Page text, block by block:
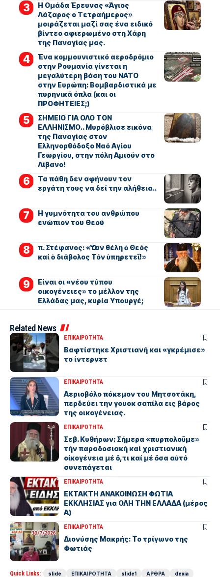
Η Ομάδα Έρευνας «Άγιος
Λάζαρος ο Τετραήμερος»
μοιράζεται μαζί σας ένα ειδικό
βίντεο αφιερωμένο στη Χάρη
της Παναγίας μας.
Ένα κομμουνιστικό αεροδρόμιο
στην Ρουμανία γίνεται η
μεγαλύτερη βάση του ΝΑΤΟ
στην Ευρώπη: Βομβαρδιστικά με
πυρηνικά όπλα (και οι
ΠΡΟΦΗΤΕΙΕΣ;)
ΣΗΜΕΙΟ ΓΙΑ ΟΛΟ ΤΟΝ
ΕΛΛΗΝΙΣΜΟ.. Μυρόβλισε εικόνα
της Παναγίας στον
Ελληνορθόδοξο Ναό Αγίου
Γεωργίου, στην πόλη Αμιούν στο
Λίβανο!
Τα πάθη δεν αφήνουν τον
εργάτη τους να δεί την αλήθεια..
Η γυμνότητα του ανθρώπου
ενώπιον του Θεού
π. Στέφανος: «Ὅταν θέλη ὁ Θεός
καί ὁ διάβολος Τόν ὑπηρετεῖ!»
Είναι οι «νέου τύπου
οικογένειες» το μέλλον της
Ελλάδας μας, κυρία Υπουργέ;
Related News
ΕΠΙΚΑΙΡΟΤΗΤΑ
Βαφτίστηκε Χριστιανή και «γκρέμισε»
το ίντερνετ
ΕΠΙΚΑΙΡΟΤΗΤΑ
Αεριοβόλο πόκεμον του Μητσοτάκη,
περδεύει την γουοκ σαπίλα εις βάρος
της οικογένειας.
ΕΠΙΚΑΙΡΟΤΗΤΑ
Σεβ. Κυθήρων: Σήμερα «πυρπολοῦμε»
τήν παραδοσιακή καί χριστιανική
οἰκογένεια μέ ὅ,τι καί μέ ὅσα αὐτό
συνεπάγεται
ΕΠΙΚΑΙΡΟΤΗΤΑ
ΕΚΤΑΚΤΗ ΑΝΑΚΟΙΝΩΣΗ ΦΩΤΙΑ
ΕΚΚΛΗΣΙΑΣ για ΟΛΗ ΤΗΝ ΕΛΛΑΔΑ (μέρος
Α)
ΕΠΙΚΑΙΡΟΤΗΤΑ
Διονύσης Μακρής: Το τρίγωνο της
Φωτιάς
Quick Links: slide ΕΠΙΚΑΙΡΟΤΗΤΑ slide1 ΑΡΘΡΑ dexia